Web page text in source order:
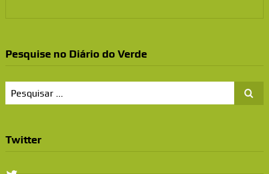
Pesquise no Diário do Verde
Twitter